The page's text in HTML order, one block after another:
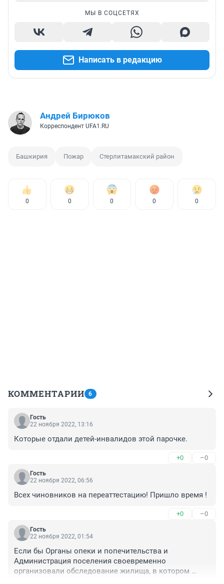
МЫ В СОЦСЕТЯХ
Написать в редакцию
Андрей Бирюков
Корреспондент UFA1.RU
Башкирия Пожар Стерлитамакский район
0 0 0 0 0
КОММЕНТАРИИ 6
Гость
22 ноября 2022, 13:16
Которые отдали детей-инвалидов этой парочке.
+0 –0
Гость
22 ноября 2022, 06:56
Всех чиновников на переаттестацию! Пришло время !
+0 –0
Гость
22 ноября 2022, 01:54
Если бы Органы опеки и попечительства и
Администрация поселения своевременно
организовали обследование жилища, в котором